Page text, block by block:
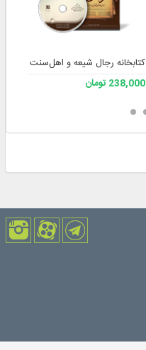
کتابخانه رجال شیعه و اهل‌‌سنت 2
238,000 تومان